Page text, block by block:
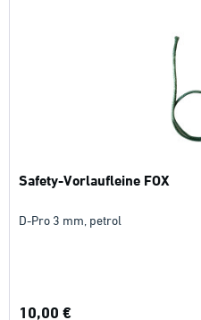
Safety-Vorlaufleine FOX
D-Pro 3 mm, petrol
10,00 €